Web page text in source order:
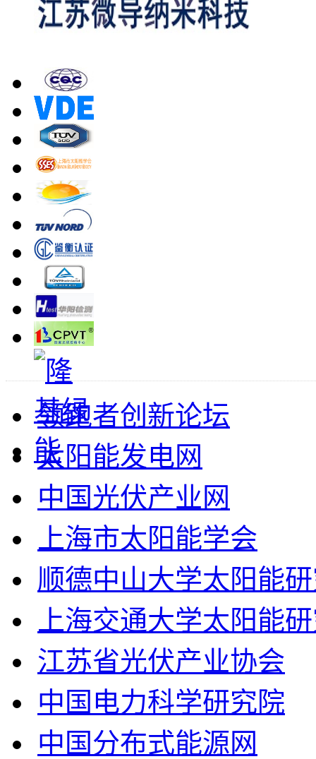
领跑者创新论坛
太阳能发电网
中国光伏产业网
上海市太阳能学会
顺德中山大学太阳能
上海交通大学太阳能
江苏省光伏产业协会
中国电力科学研究院
中国分布式能源网